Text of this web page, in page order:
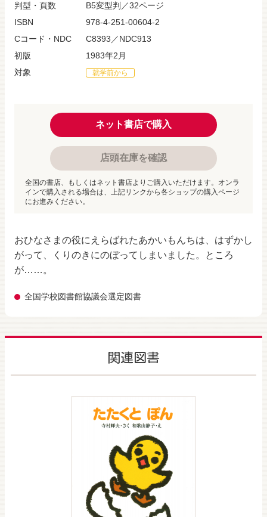
おひなさまの役にえらばれたあかいもんちは、はずかし
がって、くりのきにのぼってしまいました。ところ
が……。
全国学校図書館協議会選定図書
判型・頁数
B5変型判／32ページ
ISBN
978-4-251-00604-2
Cコード・NDC
C8393／NDC913
初版
1983年2月
対象
就学前から
ネット書店で購入
店頭在庫を確認
全国の書店、もしくはネット書店よりご購入いただけます。オンラ
インで購入される場合は、上記リンクから各ショップの購入ページ
にお進みください。
関連図書